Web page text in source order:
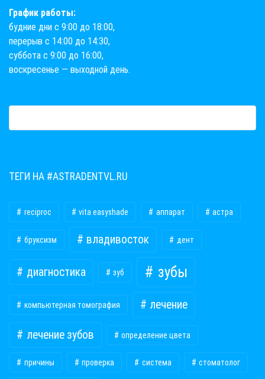
График работы:
будние дни с 9:00 до 18:00,
перерыв с 14:00 до 14:30,
суббота с 9:00 до 16:00,
воскресенье — выходной день.
ТЕГИ НА #ASTRADENTVL.RU
reciproc vita easyshade аппарат астра
бруксизм владивосток дент
диагностика зуб зубы
компьютерная томография лечение
лечение зубов определение цвета
причины проверка система стоматолог